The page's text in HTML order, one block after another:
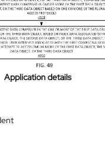
Application details